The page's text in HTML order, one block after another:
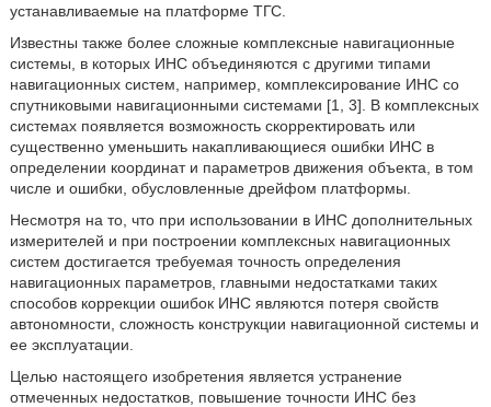
устанавливаемые на платформе ТГС.
Известны также более сложные комплексные навигационные
системы, в которых ИНС объединяются с другими типами
навигационных систем, например, комплексирование ИНС со
спутниковыми навигационными системами [1, 3]. В комплексных
системах появляется возможность скорректировать или
существенно уменьшить накапливающиеся ошибки ИНС в
определении координат и параметров движения объекта, в том
числе и ошибки, обусловленные дрейфом платформы.
Несмотря на то, что при использовании в ИНС дополнительных
измерителей и при построении комплексных навигационных
систем достигается требуемая точность определения
навигационных параметров, главными недостатками таких
способов коррекции ошибок ИНС являются потеря свойств
автономности, сложность конструкции навигационной системы и
ее эксплуатации.
Целью настоящего изобретения является устранение
отмеченных недостатков, повышение точности ИНС без